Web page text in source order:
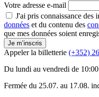
Votre adresse e-mail
J'ai pris connaissance des
données et du contenu des
que mes données soient
Je m’inscris
Appeler la billetterie (+352)
Du lundi au vendredi de
Fermée du 25.07. au 17.08.